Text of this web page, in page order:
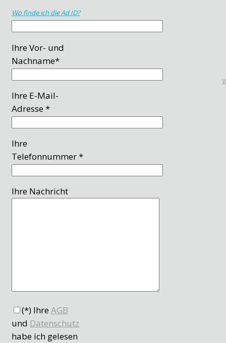
Wo finde ich die Ad ID?
Ihre Vor- und
Nachname*
Ihre E-Mail-
Adresse *
Ihre
Telefonnummer *
Ihre Nachricht
(*) IhreAGB
und Datenschutz
habe ich gelesen